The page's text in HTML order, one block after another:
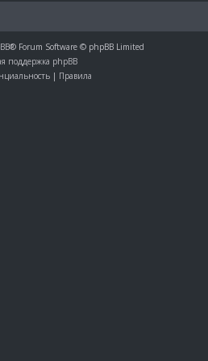
® Forum Software © phpBB Limited
поддержка phpBB
| Правила